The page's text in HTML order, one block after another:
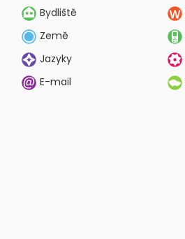
Bydliště
Země
Jazyky
E-mail